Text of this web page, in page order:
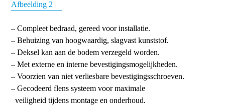
– Compleet bedraad, gereed voor installatie.
– Behuizing van hoogwaardig, slagvast kunststof.
– Deksel kan aan de bodem verzegeld worden.
– Met externe en interne bevestigingsmogelijkheden.
– Voorzien van niet verliesbare bevestigingsschroeven.
– Gecodeerd flens systeem voor maximale
veiligheid tijdens montage en onderhoud.